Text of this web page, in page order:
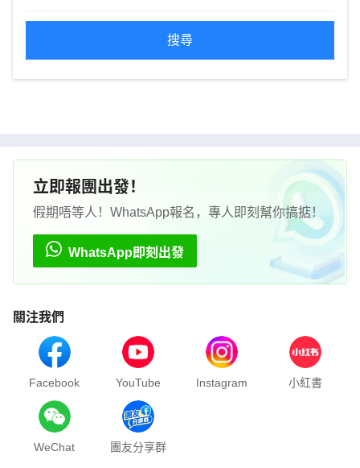
搜尋
立即報團出發！
假期唔等人！WhatsApp報名，專人即刻幫你搞掂！
WhatsApp即刻出發
關注我們
Facebook YouTube Instagram 小紅書
WeChat 團友分享群